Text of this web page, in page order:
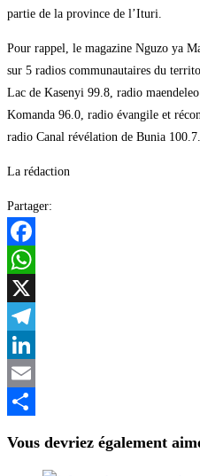
partie de la province de l’Ituri.
Pour rappel, le magazine Nguzo ya
sur 5 radios communautaires du
Lac de Kasenyi 99.8, radio
Komanda 96.0, radio évangile et
radio Canal révélation de Bunia 100.7.
La rédaction
Partager:
Facebook
WhatsApp
X
Telegram
LinkedIn
Email
Vous devriez également